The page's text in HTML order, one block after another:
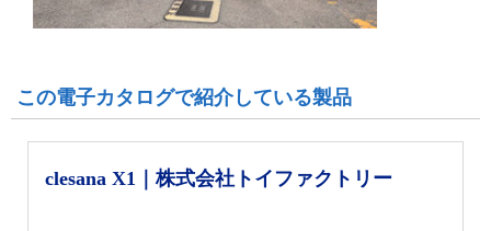
この電子カタログで紹介している製品
clesana X1｜株式会社トイファクトリー